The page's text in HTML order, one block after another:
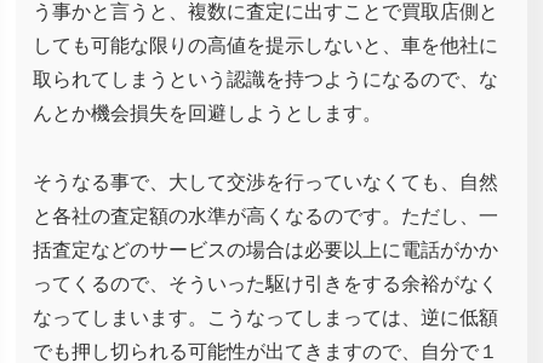
う事かと言うと、複数に査定に出すことで買取店側と
しても可能な限りの高値を提示しないと、車を他社に
取られてしまうという認識を持つようになるので、な
んとか機会損失を回避しようとします。
そうなる事で、大して交渉を行っていなくても、自然
と各社の査定額の水準が高くなるのです。ただし、一
括査定などのサービスの場合は必要以上に電話がかか
ってくるので、そういった駆け引きをする余裕がなく
なってしまいます。こうなってしまっては、逆に低額
でも押し切られる可能性が出てきますので、自分で１